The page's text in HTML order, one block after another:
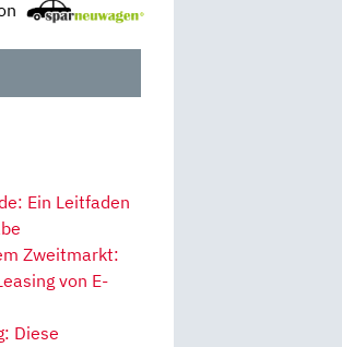
Ein Leitfaden
Zweitmarkt:
von E-
Diese